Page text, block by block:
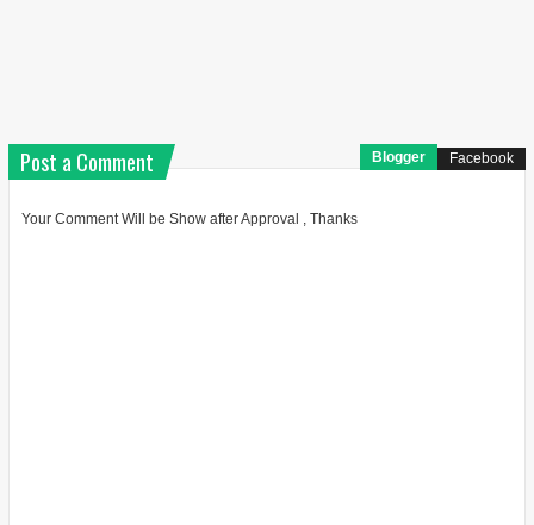
Post a Comment Blogger Facebook
Your Comment Will be Show after Approval , Thanks